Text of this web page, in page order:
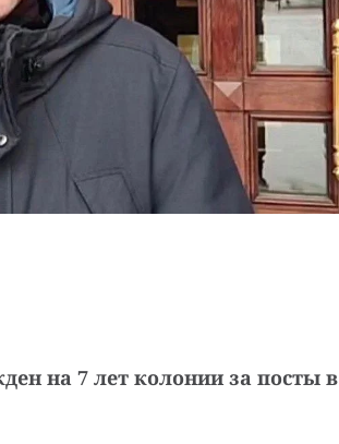
на 7 лет колонии за посты в